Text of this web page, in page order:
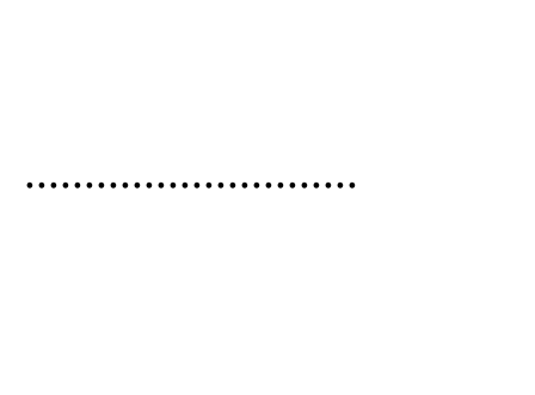
............................